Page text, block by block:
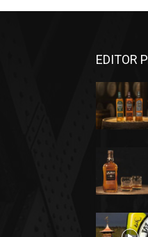
EDITOR